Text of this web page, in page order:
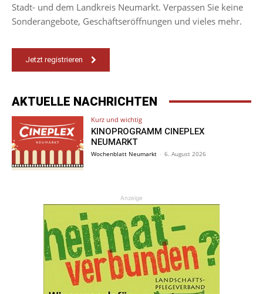
Stadt- und dem Landkreis Neumarkt. Verpassen Sie keine
Sonderangebote, Geschäftseröffnungen und vieles mehr.
Jetzt registrieren
AKTUELLE NACHRICHTEN
Kurz und wichtig
KINOPROGRAMM CINEPLEX
NEUMARKT
Wochenblatt Neumarkt - 6. August 2026
Anzeige